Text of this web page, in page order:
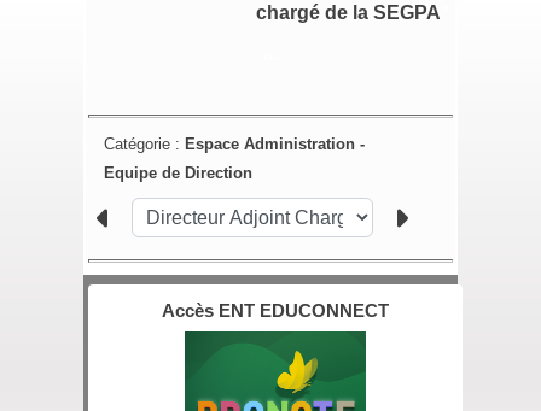
Accès ENT EDUCONNECT
chargé de la SEGPA
Catégorie : Espace Administration -
Equipe de Direction